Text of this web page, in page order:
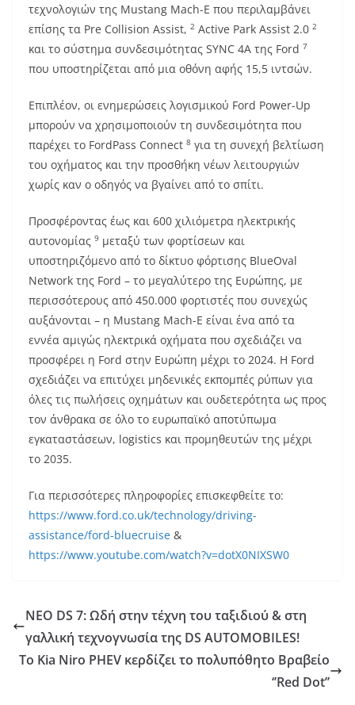
τεχνολογιών της Mustang Mach-E που περιλαμβάνει
επίσης τα Pre Collision Assist, 2 Active Park Assist 2.0 2
και το σύστημα συνδεσιμότητας SYNC 4A της Ford 7
που υποστηρίζεται από μια οθόνη αφής 15,5 ιντσών.
Επιπλέον, οι ενημερώσεις λογισμικού Ford Power-Up
μπορούν να χρησιμοποιούν τη συνδεσιμότητα που
παρέχει το FordPass Connect 8 για τη συνεχή βελτίωση
του οχήματος και την προσθήκη νέων λειτουργιών
χωρίς καν ο οδηγός να βγαίνει από το σπίτι.
Προσφέροντας έως και 600 χιλιόμετρα ηλεκτρικής
αυτονομίας 9 μεταξύ των φορτίσεων και
υποστηριζόμενο από το δίκτυο φόρτισης BlueOval
Network της Ford – το μεγαλύτερο της Ευρώπης, με
περισσότερους από 450.000 φορτιστές που συνεχώς
αυξάνονται – η Mustang Mach-E είναι ένα από τα
εννέα αμιγώς ηλεκτρικά οχήματα που σχεδιάζει να
προσφέρει η Ford στην Ευρώπη μέχρι το 2024. Η Ford
σχεδιάζει να επιτύχει μηδενικές εκπομπές ρύπων για
όλες τις πωλήσεις οχημάτων και ουδετερότητα ως προς
τον άνθρακα σε όλο το ευρωπαϊκό αποτύπωμα
εγκαταστάσεων, logistics και προμηθευτών της μέχρι
το 2035.
Για περισσότερες πληροφορίες επισκεφθείτε το:
https://www.ford.co.uk/technology/driving-
assistance/ford-bluecruise &
https://www.youtube.com/watch?v=dotX0NIXSW0
ΝΕΟ DS 7: Ωδή στην τέχνη του ταξιδιού & στη
γαλλική τεχνογνωσία της DS AUTOMOBILES!
Το Kia Niro PHEV κερδίζει το πολυπόθητο Βραβείο
‘’Red Dot’’